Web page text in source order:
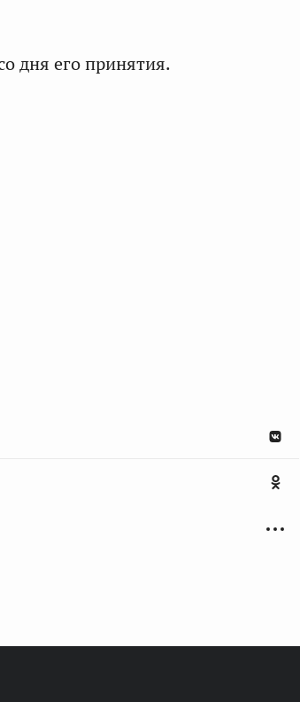
дня его принятия.